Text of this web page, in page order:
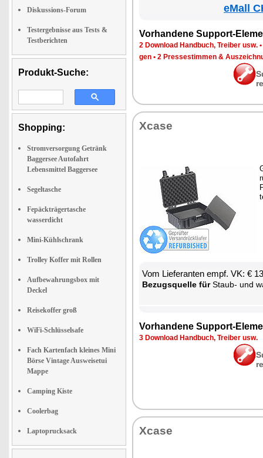
Diskussions-Forum
Testergebnisse aus Tests &
Testberichten
Produkt-Suche:
Shopping:
Stromversorgung Getränk
Baggersee Autofahrt
Lebensmittel Baggersee
Segeltasche
Fepäckträgertasche
wasserdicht
Mini-Kühlschrank
Trolley Koffer mit Rollen
Aufbewahrungsbox mit
Deckel
Reisekoffer groß
WiFi-Schlüsselsafe
Fach Kartenfach kleines Mini
Börse Vintage Ausweisetui
Mappe
Camping Kiste
Coolerbag
Laptoprucksack
eMall
Vor­han­de­ne Sup­port-
2 Down­load Hand­buch, Trei­ber usw. •
gen • 2 Pres­se­stim­men &
Xca­se
Vom Lie­fe­ran­ten empf. VK: €
Be­zugs­quel­le fürStaub- und
Vor­han­de­ne Sup­port-
3 Down­load Hand­buch, Trei­ber usw.
Xca­se